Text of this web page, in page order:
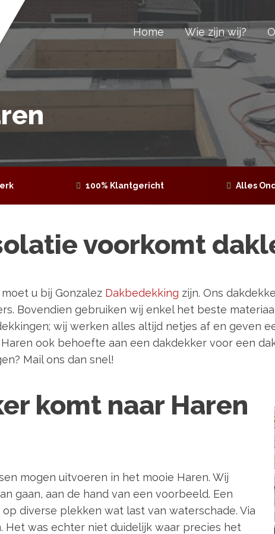
Home Wie zijn wij?
100% Klantgericht Alles
voorkomt
u bij Gonzalez Dakbedekking zijn. Ons
Bovendien gebruiken wij enkel het beste
wij werken alles altijd netjes af en geven
ook behoefte aan een dakdekker voor een
Mail ons dan snel!
komt naar Haren
mogen uitvoeren in het mooie Haren. Wij
gaan, aan de hand van een voorbeeld. Een
diverse plekken wat last van waterschade. Via
Het was echter niet duidelijk waar precies het